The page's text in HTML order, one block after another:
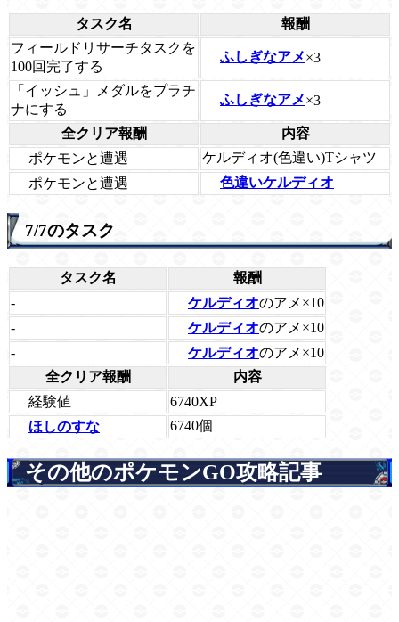
タスク名
報酬
フィールドリサーチタスクを
100回完了する
ふしぎなアメ×3
「イッシュ」メダルをプラチ
ナにする
ふしぎなアメ×3
全クリア報酬
内容
ポケモンと遭遇
ケルディオ(色違い)Tシャツ
ポケモンと遭遇
色違いケルディオ
7/7のタスク
タスク名
報酬
-
ケルディオのアメ×10
-
ケルディオのアメ×10
-
ケルディオのアメ×10
全クリア報酬
内容
経験値
6740XP
ほしのすな
6740個
その他のポケモンGO攻略記事